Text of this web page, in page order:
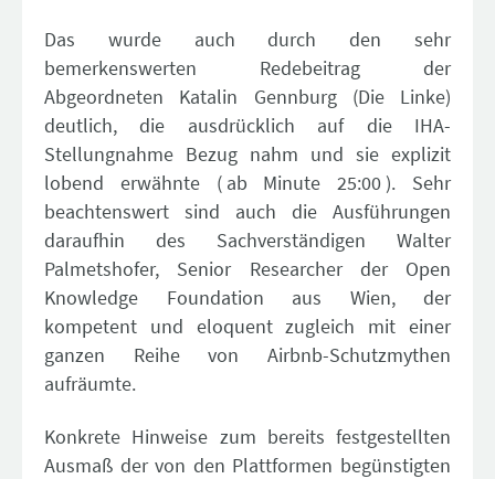
Das wurde auch durch den sehr
bemerkenswerten Redebeitrag der
Abgeordneten Katalin Gennburg (Die Linke)
deutlich, die ausdrücklich auf die IHA-
Stellungnahme Bezug nahm und sie explizit
lobend erwähnte ( ab Minute 25:00 ). Sehr
beachtenswert sind auch die Ausführungen
daraufhin des Sachverständigen Walter
Palmetshofer, Senior Researcher der Open
Knowledge Foundation aus Wien, der
kompetent und eloquent zugleich mit einer
ganzen Reihe von Airbnb-Schutzmythen
aufräumte.
Konkrete Hinweise zum bereits festgestellten
Ausmaß der von den Plattformen begünstigten